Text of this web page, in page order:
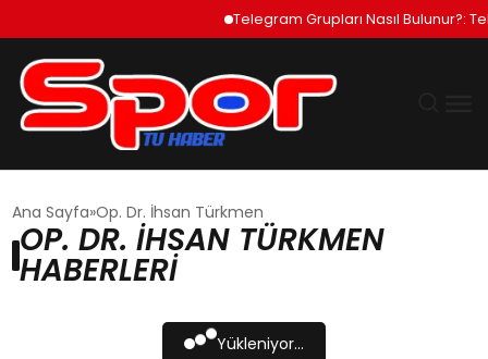
Telegram Grupları Nasıl Bulunur?:
DÜNYA
Ana Sayfa Op. Dr. İhsan Türkmen
OP. DR. İHSAN TÜRKMEN
HABERLERI
Yükleniyor...